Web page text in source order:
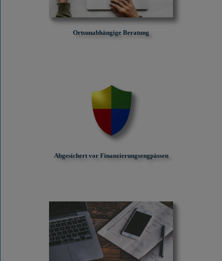
Ortsunabhängige Beratung
Abgesichert vor Finanzierungs­engpässen